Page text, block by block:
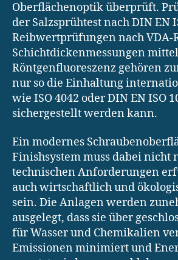
Oberflächenoptik überprüft.
der Salzsprühtest nach DIN EN
Reibwertprüfungen nach
Schichtdickenmessungen
Röntgenfluoreszenz gehören
nur so die Einhaltung
wie ISO 4042 oder DIN EN ISO
sichergestellt werden kann.
Ein modernes
Finishsystem muss dabei nicht
technischen Anforderungen
auch wirtschaftlich und
sein. Die Anlagen werden
ausgelegt, dass sie über
für Wasser und Chemikalien
Emissionen minimiert und